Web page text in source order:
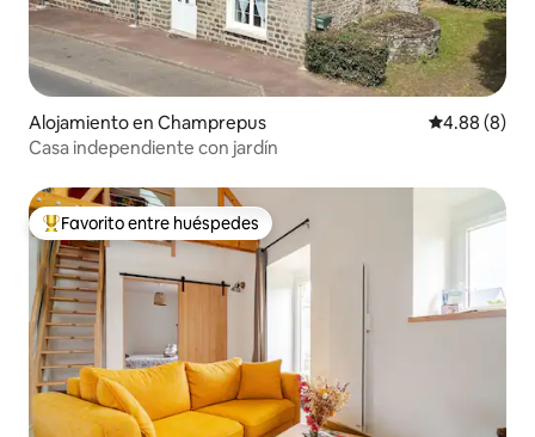
Alojamiento en Champrepus Calificación
4.88 (8)
Casa independiente con jardín
Favorito entre huéspedes preferido
Favorito entre huéspedes